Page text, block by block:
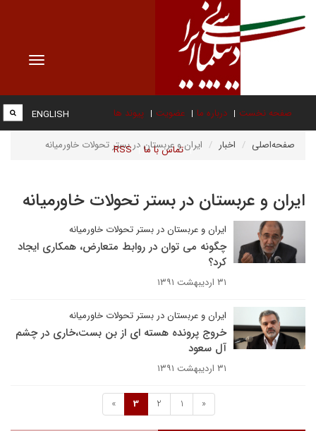
Toggle
صفحه نخست درباره ما عضویت پیوند ها
تماس با ما RSS
ENGLISH
صفحه‌اصلی اخبار ایران و عربستان در بستر تحولات خاورمیانه
ایران و عربستان در بستر تحولات خاورمیانه
ایران و عربستان در بستر تحولات خاورمیانه
چگونه می توان در روابط متعارض، همکاری ایجاد
کرد؟
۳۱ اردیبهشت ۱۳۹۱
ایران و عربستان در بستر تحولات خاورمیانه
خروج پرونده هسته ای از بن بست،خاری در چشم
آل سعود
۳۱ اردیبهشت ۱۳۹۱
«
1
2
3
»